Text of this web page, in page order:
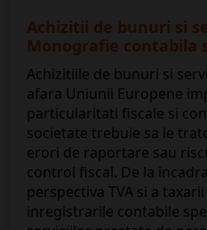
Achizitii de bunuri si
Monografie contabila
Achizitiile de bunuri si
afara Uniunii Europene
particularitati fiscale si
societate trebuie sa le
erori de raportare sau
control fiscal. De la
perspectiva TVA si a
inregistrarile contabile